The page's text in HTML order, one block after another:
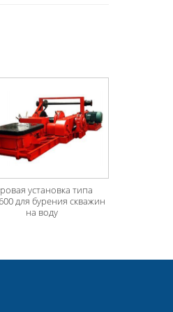
установка типа
для бурения скважин
на воду